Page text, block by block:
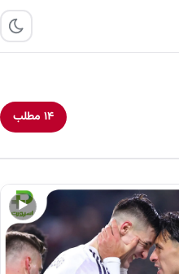
۱۴ مطلب
▶